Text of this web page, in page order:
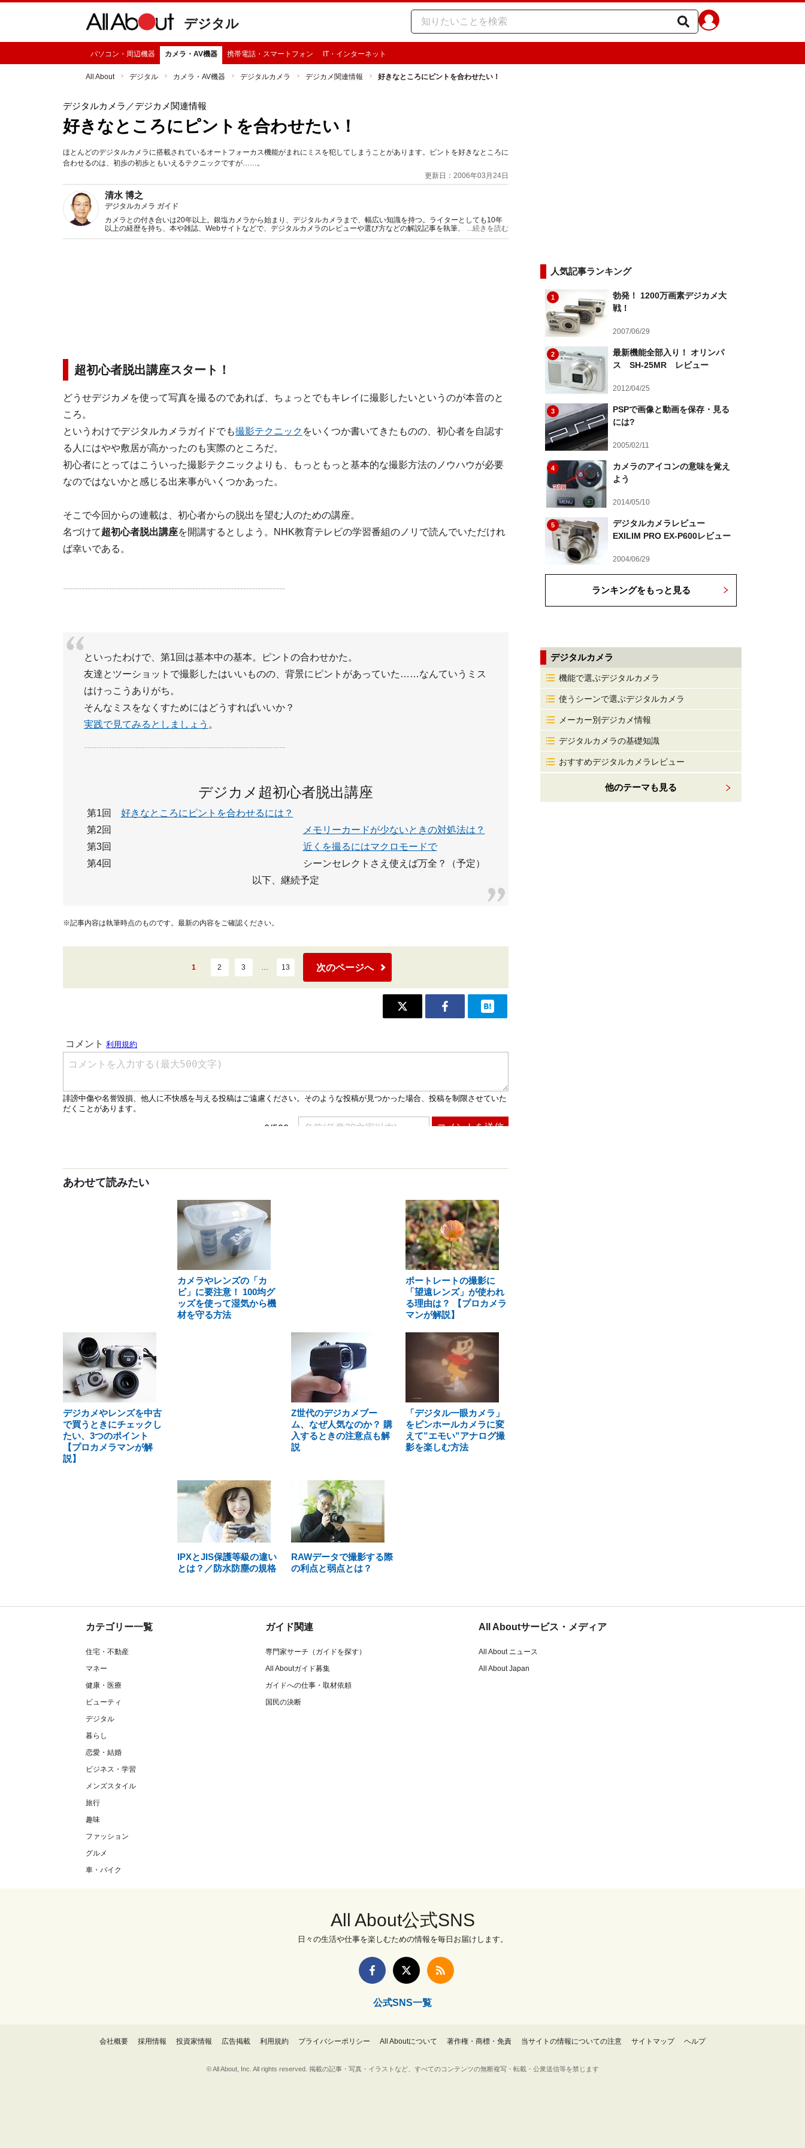
デジタル
パソコン・周辺機器 カメラ・AV機器 携帯電話・スマートフォン IT・インターネット
All About デジタル カメラ・AV機器 デジタルカメラ デジカメ関連情報 好きなところにピントを合わせたい！
デジタルカメラ ／デジカメ関連情報
好きなところにピントを合わせたい！
ほとんどのデジタルカメラに搭載されているオートフォーカス機能がまれにミスを犯してしまうことがあります。ピントを好きなところに
合わせるのは、初歩の初歩ともいえるテクニックですが……。
更新日：2006年03月24日
清水 博之
デジタルカメラ ガイド
カメラとの付き合いは20年以上。銀塩カメラから始まり、デジタルカメラまで、幅広い知識を持つ。ライターとしても10年
以上の経歴を持ち、本や雑誌、Webサイトなどで、デジタルカメラのレビューや選び方などの解説記事を執筆。フィルムカメ
ラの良さもまだまだ捨てがたく、両方の動向をウォッチし続けている。
...続きを読む
超初心者脱出講座スタート！
どうせデジカメを使って写真を撮るのであれば、ちょっとでもキレイに撮影したいというのが本音のと
ころ。
というわけでデジタルカメラガイドでも撮影テクニック をいくつか書いてきたものの、初心者を自認す
る人にはやや敷居が高かったのも実際のところだ。
初心者にとってはこういった撮影テクニックよりも、もっともっと基本的な撮影方法のノウハウが必要
なのではないかと感じる出来事がいくつかあった。
そこで今回からの連載は、初心者からの脱出を望む人のための講座。
名づけて超初心者脱出講座を開講するとしよう。NHK教育テレビの学習番組のノリで読んでいただけれ
ば幸いである。
といったわけで、第1回は基本中の基本。ピントの合わせかた。
友達とツーショットで撮影したはいいものの、背景にピントがあっていた……なんていうミス
はけっこうありがち。
そんなミスをなくすためにはどうすればいいか？
実践で見てみるとしましょう 。
デジカメ超初心者脱出講座
第1回 好きなところにピントを合わせるには？
第2回
メモリーカードが少ないときの対処法は？
第3回
近くを撮るにはマクロモードで
第4回
シーンセレクトさえ使えば万全？（予定）
以下、継続予定
※記事内容は執筆時点のものです。最新の内容をご確認ください。
1 2 3 … 13 次のページへ
あわせて読みたい
カメラやレンズの「カ
ビ」に要注意！ 100均グ
ッズを使って湿気から機
材を守る方法
ポートレートの撮影に
「望遠レンズ」が使われ
る理由は？ 【プロカメラ
マンが解説】
デジカメやレンズを中古
で買うときにチェックし
たい、3つのポイント
【プロカメラマンが解
説】
Z世代のデジカメブー
ム、なぜ人気なのか？ 購
入するときの注意点も解
説
「デジタル一眼カメラ」
をピンホールカメラに変
えて”エモい”アナログ撮
影を楽しむ方法
IPXとJIS保護等級の違い
とは？／防水防塵の規格
RAWデータで撮影する際
の利点と弱点とは？
人気記事ランキング
1
勃発！ 1200万画素デジカメ大
戦！
2007/06/29
2
最新機能全部入り！ オリンパ
ス SH-25MR レビュー
2012/04/25
3
PSPで画像と動画を保存・見る
には?
2005/02/11
4
カメラのアイコンの意味を覚え
よう
2014/05/10
5
デジタルカメラレビュー
EXILIM PRO EX-P600レビュー
2004/06/29
ランキングをもっと見る
デジタルカメラ
機能で選ぶデジタルカメラ
使うシーンで選ぶデジタルカメラ
メーカー別デジカメ情報
デジタルカメラの基礎知識
おすすめデジタルカメラレビュー
他のテーマも見る
カテゴリー一覧
住宅・不動産
マネー
健康・医療
ビューティ
デジタル
暮らし
恋愛・結婚
ビジネス・学習
メンズスタイル
旅行
趣味
ファッション
グルメ
車・バイク
ガイド関連
専門家サーチ（ガイドを探す）
All Aboutガイド募集
ガイドへの仕事・取材依頼
国民の決断
All Aboutサービス・メディア
All About ニュース
All About Japan
All About公式SNS
日々の生活や仕事を楽しむための情報を毎日お届けします。
公式SNS一覧
会社概要 採用情報 投資家情報 広告掲載 利用規約 プライバシーポリシー All Aboutについて 著作権・商標・免責 当サイトの情報についての注意 サイトマップ ヘルプ
© All About, Inc. All rights reserved. 掲載の記事・写真・イラストなど、すべてのコンテンツの無断複写・転載・公衆送信等を禁じます